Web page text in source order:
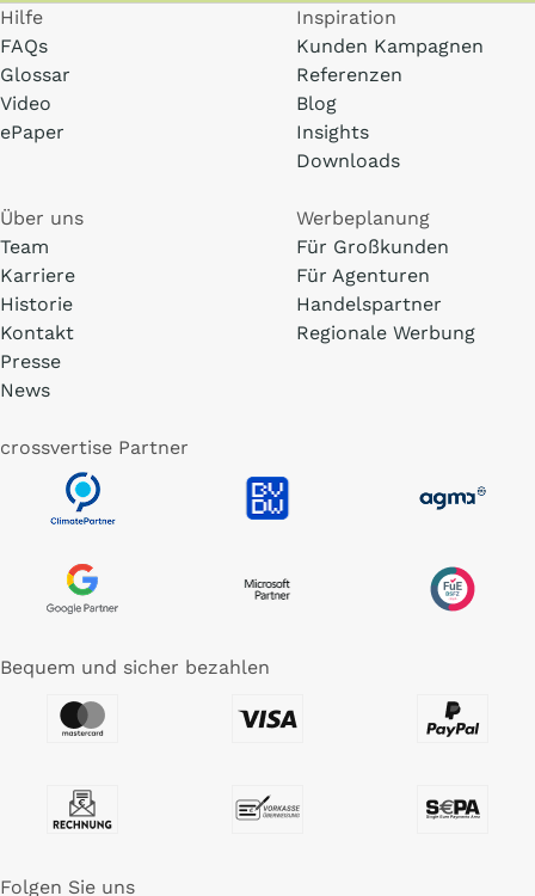
Hilfe
FAQs
Glossar
Video
ePaper
Inspiration
Kunden Kampagnen
Referenzen
Blog
Insights
Downloads
Über uns
Team
Karriere
Historie
Kontakt
Presse
News
Werbeplanung
Für Großkunden
Für Agenturen
Handelspartner
Regionale Werbung
crossvertise Partner
Bequem und sicher bezahlen
Folgen Sie uns